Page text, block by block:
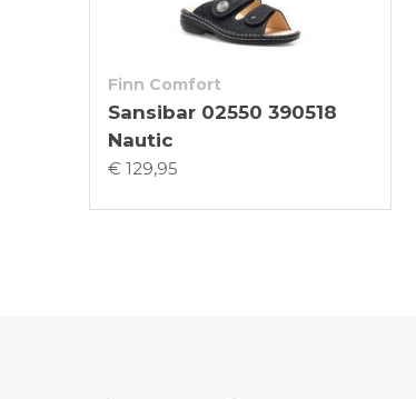
Finn Comfort
Sansibar 02550 390518
Nautic
€ 129,95